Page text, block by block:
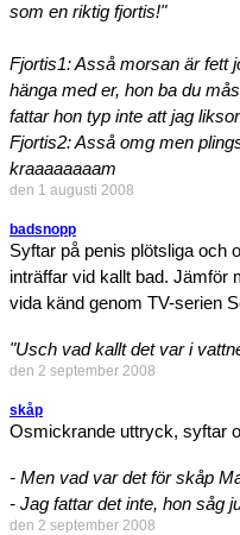
som en riktig fjortis!"
Fjortis1: Asså morsan är fett
hänga med er, hon ba du
fattar hon typ inte att jag
Fjortis2: Asså omg men
kraaaaaaaam
den 1 augusti 2008
badsnopp
Syftar på penis plötsliga och
inträffar vid kallt bad. Jämför
vida känd genom TV-serien
"Usch vad kallt det var i
den 2 september 2008
skåp
Osmickrande uttryck, syftar
- Men vad var det för skåp
- Jag fattar det inte, hon såg
den 2 september 2008